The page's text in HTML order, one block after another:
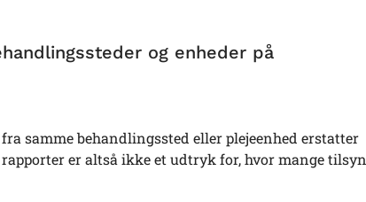
og enheder på
samme behandlingssted eller plejeenhed erstatter
er altså ikke et udtryk for, hvor mange tilsyn